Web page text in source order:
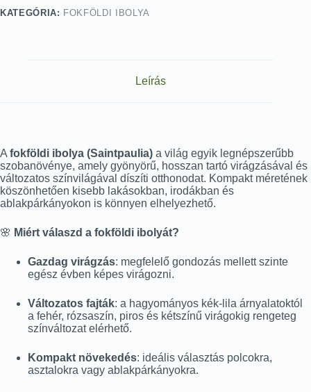
KATEGÓRIA: FOKFÖLDI IBOLYA
Leírás
A fokföldi ibolya (Saintpaulia) a világ egyik legnépszerűbb
szobanövénye, amely gyönyörű, hosszan tartó virágzásával és
változatos színvilágával díszíti otthonodat. Kompakt méretének
köszönhetően kisebb lakásokban, irodákban és
ablakpárkányokon is könnyen elhelyezhető.
🌸 Miért válaszd a fokföldi ibolyát?
Gazdag virágzás: megfelelő gondozás mellett szinte
egész évben képes virágozni.
Változatos fajták: a hagyományos kék-lila árnyalatoktól
a fehér, rózsaszín, piros és kétszínű virágokig rengeteg
színváltozat elérhető.
Kompakt növekedés: ideális választás polcokra,
asztalokra vagy ablakpárkányokra.